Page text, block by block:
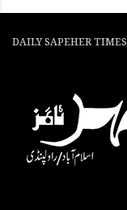
DAILY SAPEHER TIMES